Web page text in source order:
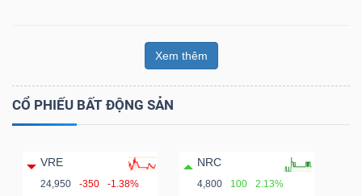
Xem thêm
CỔ PHIẾU BẤT ĐỘNG SẢN
VRE
24,950 -350 -1.38%
NRC
4,800 100 2.13%